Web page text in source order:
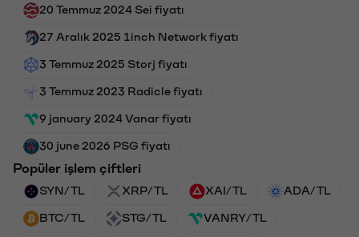
20 Temmuz 2024 Sei fiyatı
27 Aralık 2025 1inch Network fiyatı
3 Temmuz 2025 Storj fiyatı
3 Temmuz 2023 Radicle fiyatı
9 january 2024 Vanar fiyatı
30 june 2026 PSG fiyatı
Popüler işlem çiftleri
SYN/TL XRP/TL XAI/TL ADA/TL
BTC/TL STG/TL VANRY/TL